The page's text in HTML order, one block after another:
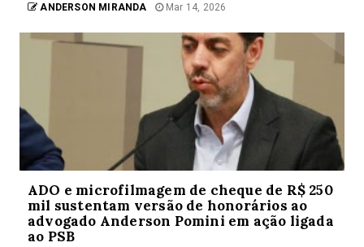
ANDERSON MIRANDA Mar 14, 2026
ADO e microfilmagem de cheque de R$ 250
mil sustentam versão de honorários ao
advogado Anderson Pomini em ação ligada
ao PSB